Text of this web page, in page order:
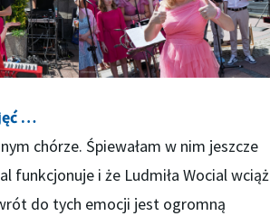
…
chórze. Śpiewałam w nim jeszcze
funkcjonuje i że Ludmiła Wocial wciąż
do tych emocji jest ogromną